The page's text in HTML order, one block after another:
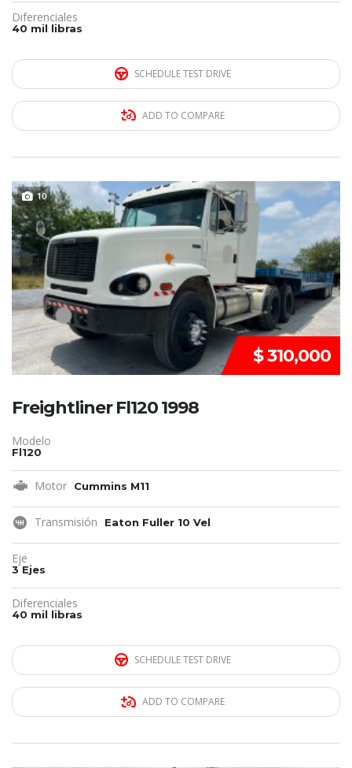
Diferenciales
40 mil libras
SCHEDULE TEST DRIVE
ADD TO COMPARE
10 VENDIDO
$ 310,000
Freightliner Fl120 1998
Modelo
Fl120
Motor Cummins M11
Transmisión Eaton Fuller 10 Vel
Eje
3 Ejes
Diferenciales
40 mil libras
SCHEDULE TEST DRIVE
ADD TO COMPARE